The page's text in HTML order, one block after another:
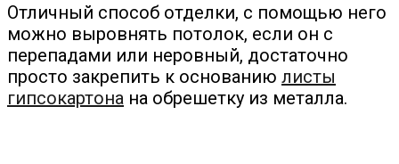
Отличный способ отделки, с помощью него
можно выровнять потолок, если он с
перепадами или неровный, достаточно
просто закрепить к основанию листы
гипсокартона на обрешетку из металла.